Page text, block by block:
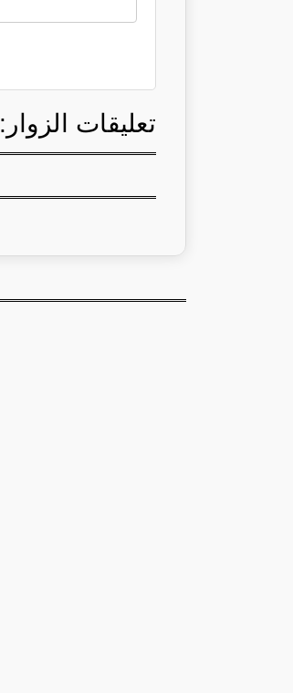
تعليقات الزوار: